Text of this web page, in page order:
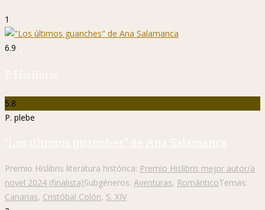
1
6.9
P. Hislibris
5.8
P. plebe
"Los últimos guanches" de Ana Salamanca
Premio Hislibris literatura histórica: Premio Hislibris mejor autor/a
novel 2024 (finalista)Subgéneros: Aventuras, RománticoTemas:
Canarias, Cristóbal Colón, S. XIV